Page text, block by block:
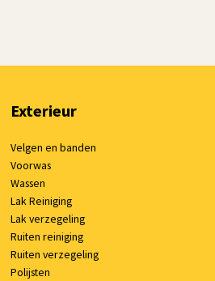
Exterieur
Velgen en banden
Voorwas
Wassen
Lak Reiniging
Lak verzegeling
Ruiten reiniging
Ruiten verzegeling
Polijsten